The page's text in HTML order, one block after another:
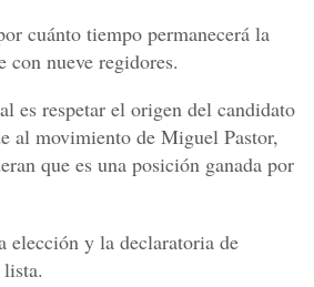
cuánto tiempo permanecerá la
nueve regidores.
es respetar el origen del candidato
al movimiento de Miguel Pastor,
que es una posición ganada por
elección y la declaratoria de